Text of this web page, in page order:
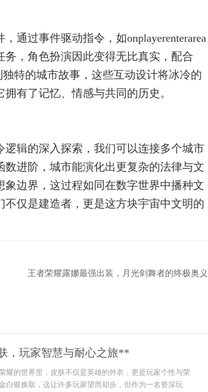
通过事件驱动指令，如onplayerenterarea
，角色扮演因此变得无比真实，配合
特的城市故事，这些互动设计将冰冷的
有了记忆、情感与共同的历史。
辑的深入探索，我们可以连接多个城市
进阶，城市能演化出更复杂的法律与文
边界，这过程如同在数字世界中播种文
仅是建造者，更是这方块宇宙中文明的
王者荣耀露娜最强出装，月光剑舞者的终极奥义
，玩家智慧与耐心之旅**
的世界里，皮肤不仅是英雄的外衣，更是玩家个性与荣
白银换取，这让许多玩家望而却步，但作为一名资深玩